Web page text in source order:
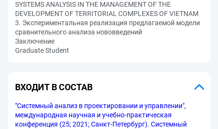
SYSTEMS ANALYSIS IN THE MANAGEMENT OF THE
DEVELOPMENT OF TERRITORIAL COMPLEXES OF VIETNAM
3. Экспериментальная реализация предлагаемой модели
сравнительного анализа нововведений
Заключение
Graduate Student
ВХОДИТ В СОСТАВ
"Системный анализ в проектировании и управлении",
международная научная и учебно-практическая
конференция (25; 2021; Санкт-Петербург). Системный